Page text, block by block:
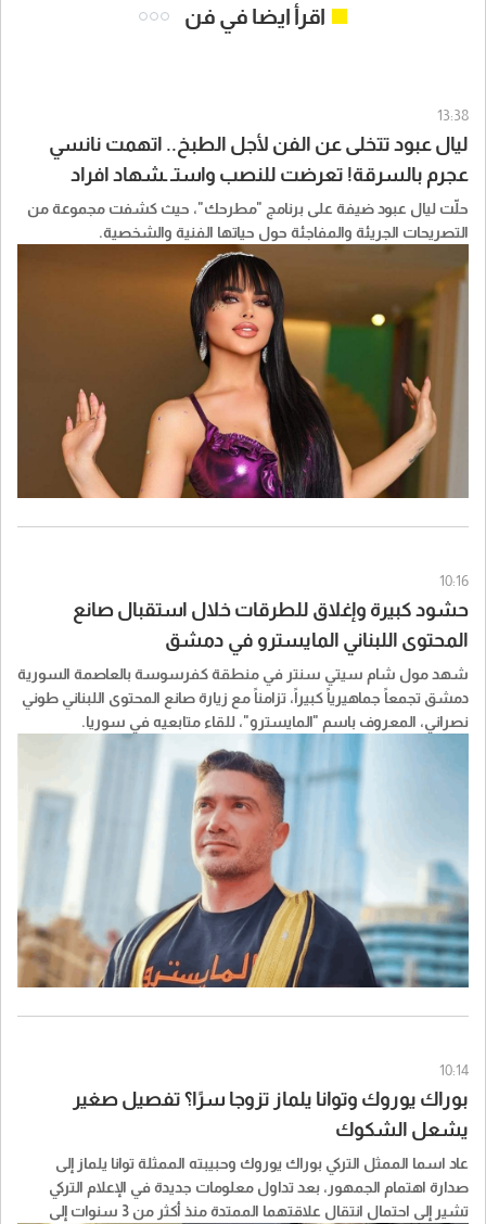
اقرأ ايضا في فن
13:38
ليال عبود تتخلى عن الفن لأجل الطبخ.. اتهمت نانسي
عجرم بالسرقة! تعرضت للنصب واستـ ـشهاد افراد
عائلتها
حلّت ليال عبود ضيفة على برنامج "مطرحك"، حيث كشفت مجموعة من
التصريحات الجريئة والمفاجئة حول حياتها الفنية والشخصية.
10:16
حشود كبيرة وإغلاق للطرقات خلال استقبال صانع
المحتوى اللبناني المايسترو في دمشق
شهد مول شام سيتي سنتر في منطقة كفرسوسة بالعاصمة السورية
دمشق تجمعاً جماهيرياً كبيراً، تزامناً مع زيارة صانع المحتوى اللبناني طوني
نصراني، المعروف باسم "المايسترو"، للقاء متابعيه في سوريا.
10:14
بوراك يوروك وتوانا يلماز تزوجا سرًا؟ تفصيل صغير
يشعل الشكوك
عاد اسما الممثل التركي بوراك يوروك وحبيبته الممثلة توانا يلماز إلى
صدارة اهتمام الجمهور، بعد تداول معلومات جديدة في الإعلام التركي
تشير إلى احتمال انتقال علاقتهما الممتدة منذ أكثر من 3 سنوات إلى